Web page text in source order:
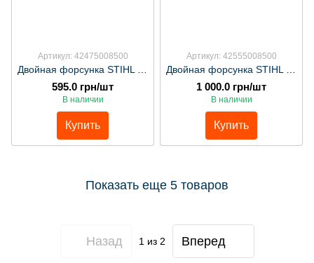
Артикул: 42475008500
595.0 грн/шт
В наличии
Купить
Артикул: 42555008500
1 000.0 грн/шт
В наличии
Купить
Показать еще 5 товаров
Назад 1 из 2 Вперед